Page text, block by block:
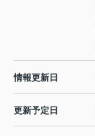
情報更新日
更新予定日